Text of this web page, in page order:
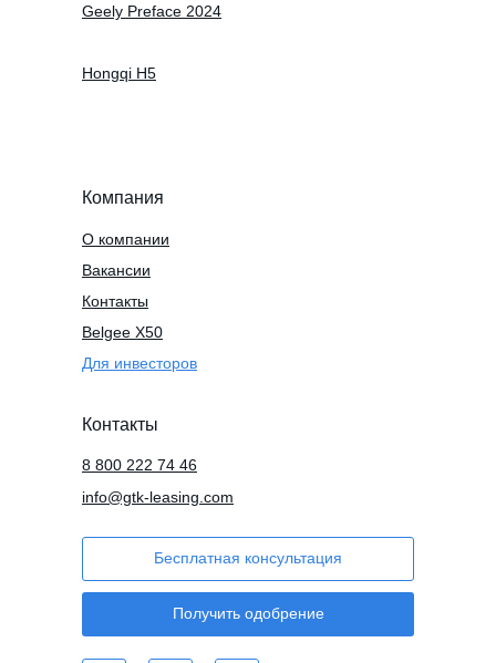
Компания
О компании
Вакансии
Контакты
Для инвесторов
Контакты
info@gtk-leasing.com
Бесплатная консультация
Получить одобрение
Belgee X50
Hongqi H5
8 800 222 74 46
Geely Preface 2024